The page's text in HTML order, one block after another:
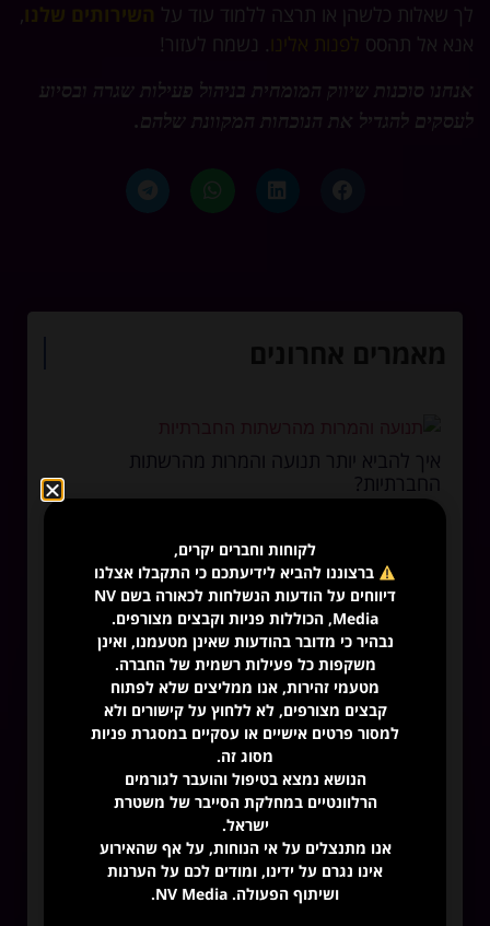
לך שאלות כלשהן או תרצה ללמוד עוד על
,
אנא אל תהסס
. נשמח לעזור!
אנחנו סוכנות שיווק המומחית בניהול פעילות שגרה ובסיוע
לעסקים להגדיל את הנוכחות המקוונת שלהם.
איך להביא יותר תנועה והמרות מהרשתות
החברתיות?
לקוחות וחברים יקרים,
ברצוננו להביא לידיעתכם כי התקבלו אצלנו
דיווחים על הודעות הנשלחות לכאורה בשם NV
Media, הכוללות פניות וקבצים מצורפים.
נבהיר כי מדובר בהודעות שאינן מטעמנו, ואינן
משקפות כל פעילות רשמית של החברה.
מטעמי זהירות, אנו ממליצים שלא לפתוח
קבצים מצורפים, לא ללחוץ על קישורים ולא
למסור פרטים אישיים או עסקיים במסגרת פניות
מסוג זה.
הנושא נמצא בטיפול והועבר לגורמים
הרלוונטיים במחלקת הסייבר של משטרת
ישראל.
אנו מתנצלים על אי הנוחות, על אף שהאירוע
אינו נגרם על ידינו, ומודים לכם על הערנות
ושיתוף הפעולה. NV Media.